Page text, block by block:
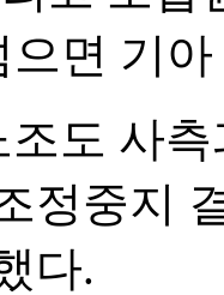
으면 기
도 사
정중지
다.